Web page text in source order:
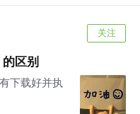
关注
区别
下载好并执